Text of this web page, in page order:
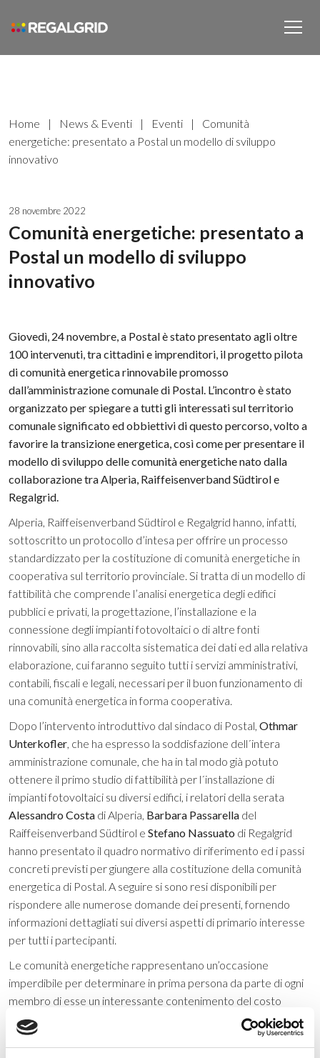
Home | News & Eventi | Eventi |
Comunità
energetiche: presentato a Postal un modello di sviluppo
innovativo
28 novembre 2022
Comunità energetiche: presentato a
Postal un modello di sviluppo
innovativo
Giovedì, 24 novembre, a Postal è stato presentato agli oltre
100 intervenuti, tra cittadini e imprenditori, il progetto pilota
di comunità energetica rinnovabile promosso
dall’amministrazione comunale di Postal. L’incontro è stato
organizzato per spiegare a tutti gli interessati sul territorio
comunale significato ed obbiettivi di questo percorso, volto a
favorire la transizione energetica, così come per presentare il
modello di sviluppo delle comunità energetiche nato dalla
collaborazione tra Alperia, Raiffeisenverband Südtirol e
Regalgrid.
Alperia, Raiffeisenverband Südtirol e Regalgrid hanno, infatti,
sottoscritto un protocollo d’intesa per offrire un processo
standardizzato per la costituzione di comunità energetiche in
cooperativa sul territorio provinciale. Si tratta di un modello di
fattibilità che comprende l’analisi energetica degli edifici
pubblici e privati, la progettazione, l’installazione e la
connessione degli impianti fotovoltaici o di altre fonti
rinnovabili, sino alla raccolta sistematica dei dati ed alla relativa
elaborazione, cui faranno seguito tutti i servizi amministrativi,
contabili, fiscali e legali, necessari per il buon funzionamento di
una comunità energetica in forma cooperativa.
Dopo l’intervento introduttivo dal sindaco di Postal, Othmar
Unterkofler, che ha espresso la soddisfazione dell´intera
amministrazione comunale, che ha in tal modo già potuto
ottenere il primo studio di fattibilità per l´installazione di
impianti fotovoltaici su diversi edifici, i relatori della serata
Alessandro Costa di Alperia, Barbara Passarella del
Raiffeisenverband Südtirol e Stefano Nassuato di Regalgrid
hanno presentato il quadro normativo di riferimento ed i passi
concreti previsti per giungere alla costituzione della comunità
energetica di Postal. A seguire si sono resi disponibili per
rispondere alle numerose domande dei presenti, fornendo
informazioni dettagliati sui diversi aspetti di primario interesse
per tutti i partecipanti.
Le comunità energetiche rappresentano un’occasione
imperdibile per determinare in prima persona da parte di ogni
membro di esse un interessante contenimento del costo
dell’energia, ma anche per determinare una ricaduta positiva
dal punto di vista ambientale e sociale, approfittando della